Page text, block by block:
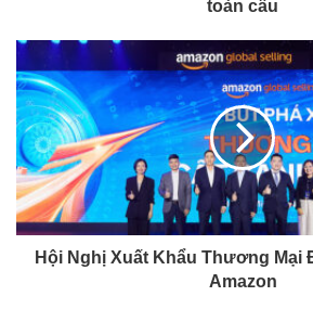
toàn cầu
Hội Nghị Xuất Khẩu Thương Mại
Amazon